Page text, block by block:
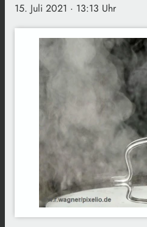
15. Juli 2021 · 13:13 Uhr